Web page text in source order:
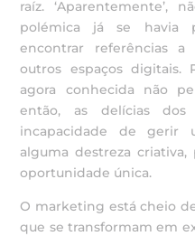
raíz. ‘Aparentemente’,
polémica já se havia
encontrar referências
outros espaços digitais.
agora conhecida não
então, as delícias
incapacidade de gerir
alguma destreza
oportunidade única.
O marketing está cheio
que se transformam em